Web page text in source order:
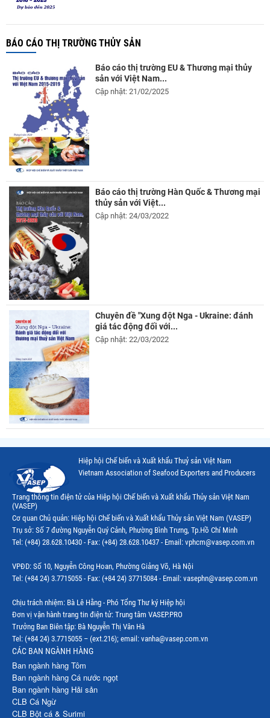
BÁO CÁO THỊ TRƯỜNG THỦY SẢN
Báo cáo thị trường EU & Thương mại thủy
sản với Việt Nam...
Cập nhật: 21/02/2025
Báo cáo thị trường Hàn Quốc & Thương mại
thủy sản với Việt...
Cập nhật: 24/03/2022
Chuyên đề "Xung đột Nga - Ukraine: đánh
giá tác động đối với...
Cập nhật: 22/03/2022
Hiệp hội Chế biến và Xuất khẩu Thuỷ sản Việt Nam
Vietnam Association of Seafood Exporters and Producers
Trang thông tin điện tử của Hiệp hội Chế biến và Xuất khẩu Thủy sản Việt Nam
(VASEP)
Cơ quan Chủ quản: Hiệp hội Chế biến và Xuất khẩu Thủy sản Việt Nam (VASEP)
Trụ sở: Số 7 đường Nguyễn Quý Cảnh, Phường Bình Trưng, Tp.Hồ Chí Minh
Tel: (+84) 28.628.10430 - Fax: (+84) 28.628.10437 - Email: vphcm@vasep.com.vn
VPĐD: Số 10, Nguyễn Công Hoan, Phường Giảng Võ, Hà Nội
Tel: (+84 24) 3.7715055 - Fax: (+84 24) 37715084 - Email: vasephn@vasep.com.vn
Chịu trách nhiệm: Bà Lê Hằng - Phó Tổng Thư ký Hiệp hội
Đơn vị vận hành trang tin điện tử: Trung tâm VASEP.PRO
Trưởng Ban Biên tập: Bà Nguyễn Thị Vân Hà
Tel: (+84 24) 3.7715055 – (ext.216); email: vanha@vasep.com.vn
CÁC BAN NGÀNH HÀNG
Ban ngành hàng Tôm
Ban ngành hàng Cá nước ngọt
Ban ngành hàng Hải sản
CLB Cá Ngừ
CLB Bột cá & Surimi